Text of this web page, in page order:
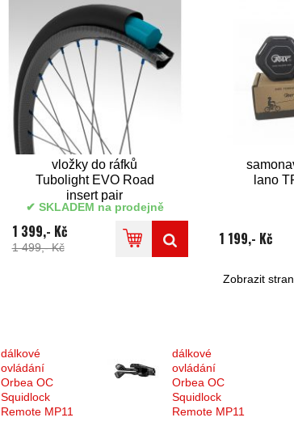
vložky do ráfků
Tubolight EVO Road
insert pair
SKLADEM na prodejně
1 399,- Kč
1 499,- Kč
lano
1 199,- Kč
Zobrazit
dálkové
ovládání
Orbea OC
Squidlock
Remote MP11
dálkové
ovládání
Orbea OC
Squidlock
Remote MP11